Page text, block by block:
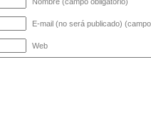
E-mail (no será publicado)
Web